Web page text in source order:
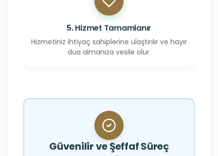
5. Hizmet Tamamlanır
Hizmetiniz ihtiyaç sahiplerine ulaştırılır ve hayır
dua almanıza vesile olur.
Güvenilir ve Şeffaf Süreç